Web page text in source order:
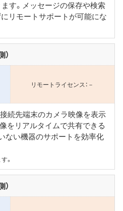
す。メッセージの保存や検索
リモートサポートが可能にな
－
続先端末のカメラ映像を表示
をリアルタイムで共有できる
ない機器のサポートを効率化
。